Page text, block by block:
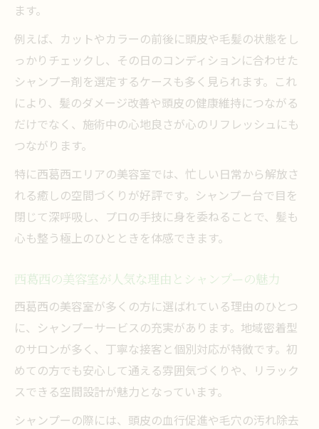
ます。
例えば、カットやカラーの前後に頭皮や毛髪の状態をし
っかりチェックし、その日のコンディションに合わせた
シャンプー剤を選定するケースも多く見られます。これ
により、髪のダメージ改善や頭皮の健康維持につながる
だけでなく、施術中の心地良さが心のリフレッシュにも
つながります。
特に西葛西エリアの美容室では、忙しい日常から解放さ
れる癒しの空間づくりが好評です。シャンプー台で目を
閉じて深呼吸し、プロの手技に身を委ねることで、髪も
心も整う極上のひとときを体感できます。
西葛西の美容室が人気な理由とシャンプーの魅力
西葛西の美容室が多くの方に選ばれている理由のひとつ
に、シャンプーサービスの充実があります。地域密着型
のサロンが多く、丁寧な接客と個別対応が特徴です。初
めての方でも安心して通える雰囲気づくりや、リラック
スできる空間設計が魅力となっています。
シャンプーの際には、頭皮の血行促進や毛穴の汚れ除去